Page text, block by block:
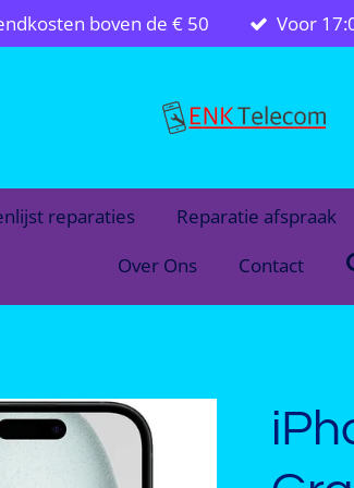
boven de € 50 Voor
reparaties Reparatie afspraak
Over Ons
Contact